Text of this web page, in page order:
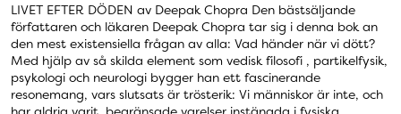
LIVET EFTER DÖDEN av Deepak Chopra Den bästsäljande
författaren och läkaren Deepak Chopra tar sig i denna bok an
den mest existensiella frågan av alla: Vad händer när vi dött?
Med hjälp av så skilda element som vedisk filosofi , partikelfysik,
psykologi och neurologi bygger han ett fascinerande
resonemang, vars slutsats är trösterik: Vi människor är inte, och